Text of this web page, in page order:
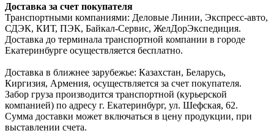
Доставка за счет покупателя
Транспортными компаниями: Деловые Линии, Экспресс-авто,
СДЭК, КИТ, ПЭК, Байкал-Сервис, ЖелДорЭкспедиция.
Доставка до терминала транспортной компании в городе
Екатеринбурге осуществляется бесплатно.
Доставка в ближнее зарубежье: Казахстан, Беларусь,
Киргизия, Армения, осуществляется за счет покупателя.
Забор груза производится транспортной (курьерской
компанией) по адресу г. Екатеринбург, ул. Шефская, 62.
Сумма доставки может включаться в цену продукции, при
выставлении счета.